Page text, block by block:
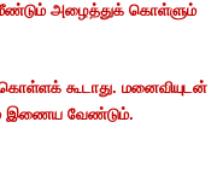
மீண்டும் அழைத்துக் கொள்ளும்
கூடாது. மனைவியுடன்
இணைய வேண்டும்.